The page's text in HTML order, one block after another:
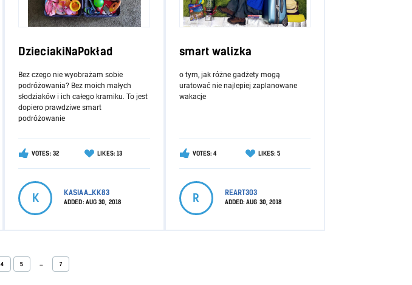
DzieciakiNaPokład
Bez czego nie wyobrażam sobie
podróżowania? Bez moich małych
słodziaków i ich całego kramiku. To jest
dopiero prawdziwe smart
podróżowanie
VOTES: 32 LIKES: 13
K KASIAA_KK83
ADDED:AUG 30, 2018
smart walizka
o tym, jak różne gadżety mogą
uratować nie najlepiej zaplanowane
wakacje
VOTES: 4 LIKES: 5
R REART303
ADDED: AUG 30, 2018
4 5 ... 7